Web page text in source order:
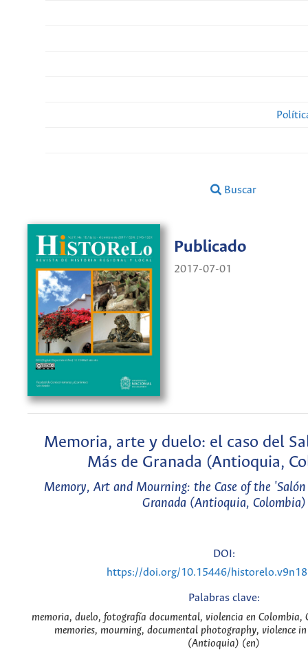
Buscar
Publicado
2017-07-01
Memoria, arte y duelo: el caso del
Más de Granada (Antioquia,
Memory, Art and Mourning: the Case of the
Granada (Antioquia, Colombia)
DOI:
https://doi.org/10.15446/
Palabras clave:
memoria, duelo, fotografía documental, violencia en
memories, mourning, documental photography, violence
(Antioquia) (en)